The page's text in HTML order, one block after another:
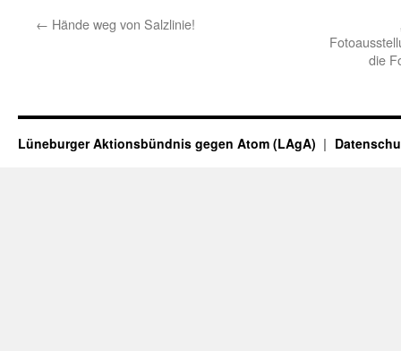
← Hände weg von Salzlinie!
die
Lüneburger Aktionsbündnis gegen Atom (LAgA)